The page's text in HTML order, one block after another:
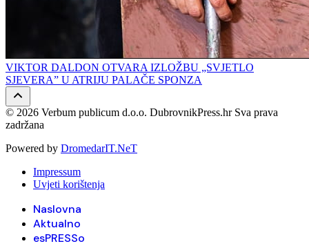
VIKTOR DALDON OTVARA IZLOŽBU „SVJETLO
SJEVERA” U ATRIJU PALAČE SPONZA
© 2026 Verbum publicum d.o.o. DubrovnikPress.hr Sva prava
zadržana
Powered by DromedarIT.NeT
Impressum
Uvjeti korištenja
Naslovna
Aktualno
esPRESSo